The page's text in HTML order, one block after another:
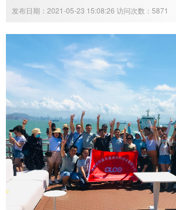
发布日期：2021-05-23 15:08:26 访问次数：5871